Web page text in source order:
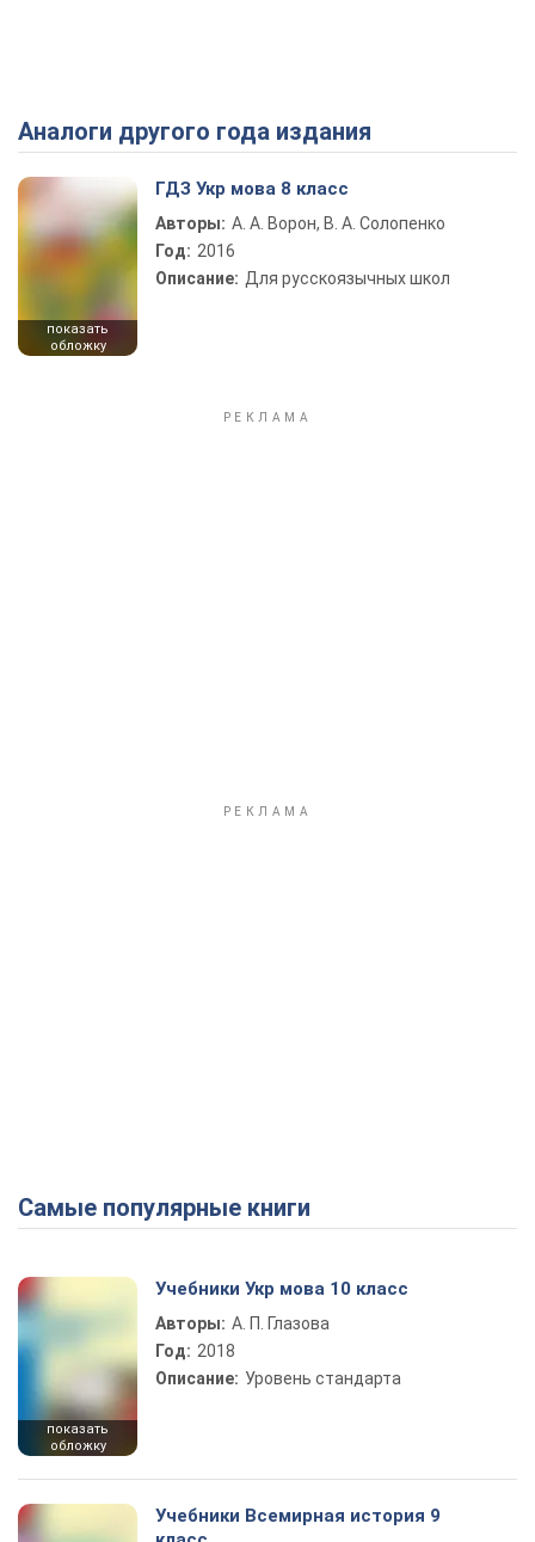
Play Video
Аналоги другого года издания
показать
обложку
ГДЗ Укр мова 8 класс
Авторы: А. А. Ворон, В. А. Солопенко
Год: 2016
Описание: Для русскоязычных школ
Самые популярные книги
показать
обложку
Учебники Укр мова 10 класс
Авторы: А. П. Глазова
Год: 2018
Описание: Уровень стандарта
Учебники Всемирная история 9